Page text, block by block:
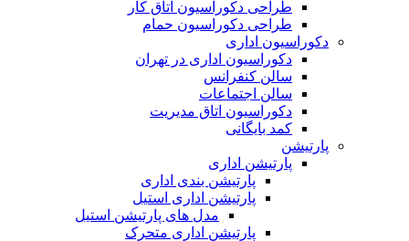
طراحی دکوراسیون اتاق کار
طراحی دکوراسیون حمام
دکوراسیون اداری
دکوراسیون اداری در تهران
سالن کنفرانس
سالن اجتماعات
دکوراسیون اتاق مدیریت
کمد بایگانی
پارتیشن
پارتیشن اداری
پارتیشن بندی اداری
پارتیشن اداری استیل
مدل های پارتیشن استیل
پارتیشن اداری متحرک